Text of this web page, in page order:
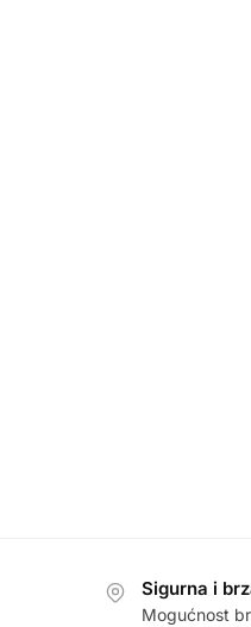
Sigurna i
Mogućnost